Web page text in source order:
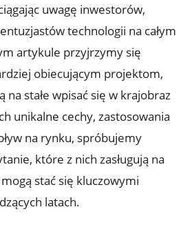
uwagę inwestorów,
technologii na całym
artykule przyjrzymy się
obiecującym projektom,
stałe wpisać się w⁢ krajobraz
​unikalne cechy, zastosowania
na rynku, spróbujemy
które z nich zasługują na
stać ⁤się kluczowymi
latach.